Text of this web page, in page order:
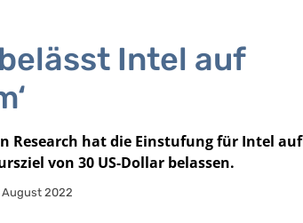
Intel auf
Research hat die Einstufung für Intel auf
von 30 US-Dollar belassen.
August 2022